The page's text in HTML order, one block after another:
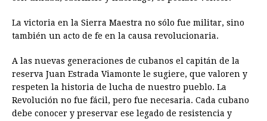
La victoria en la Sierra Maestra no sólo fue militar, sino
también un acto de fe en la causa revolucionaria.
A las nuevas generaciones de cubanos el capitán de la
reserva Juan Estrada Viamonte le sugiere, que valoren y
respeten la historia de lucha de nuestro pueblo. La
Revolución no fue fácil, pero fue necesaria. Cada cubano
debe conocer y preservar ese legado de resistencia y